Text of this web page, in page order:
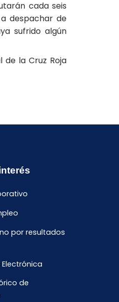
cada seis
despachar de
sufrido algún
la Cruz Roja
por resultados
de